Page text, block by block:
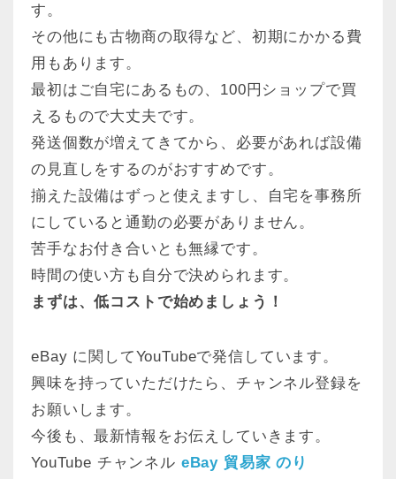
す。
その他にも古物商の取得など、初期にかかる費
用もあります。
最初はご自宅にあるもの、100円ショップで買
えるもので大丈夫です。
発送個数が増えてきてから、必要があれば設備
の見直しをするのがおすすめです。
揃えた設備はずっと使えますし、自宅を事務所
にしていると通勤の必要がありません。
苦手なお付き合いとも無縁です。
時間の使い方も自分で決められます。
まずは、低コストで始めましょう！
eBay に関してYouTubeで発信しています。
興味を持っていただけたら、チャンネル登録を
お願いします。
今後も、最新情報をお伝えしていきます。
YouTube チャンネル eBay 貿易家 のり